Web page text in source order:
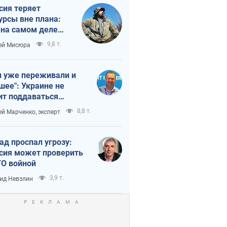
теряет
вне плана:
на самом деле
темп войны
Мисюра 9,8 т.
переживали и
Украине не
поддаваться
из-за
террора
Марченко, эксперт 8,8 т.
проспал угрозу:
может проверить
войной
Невзлин 3,9 т.